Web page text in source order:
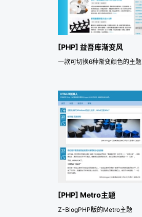
[PHP] 益吾库渐变风
一款可切换6种渐变颜色的主题
[PHP] Metro主题
Z-BlogPHP版的Metro主题